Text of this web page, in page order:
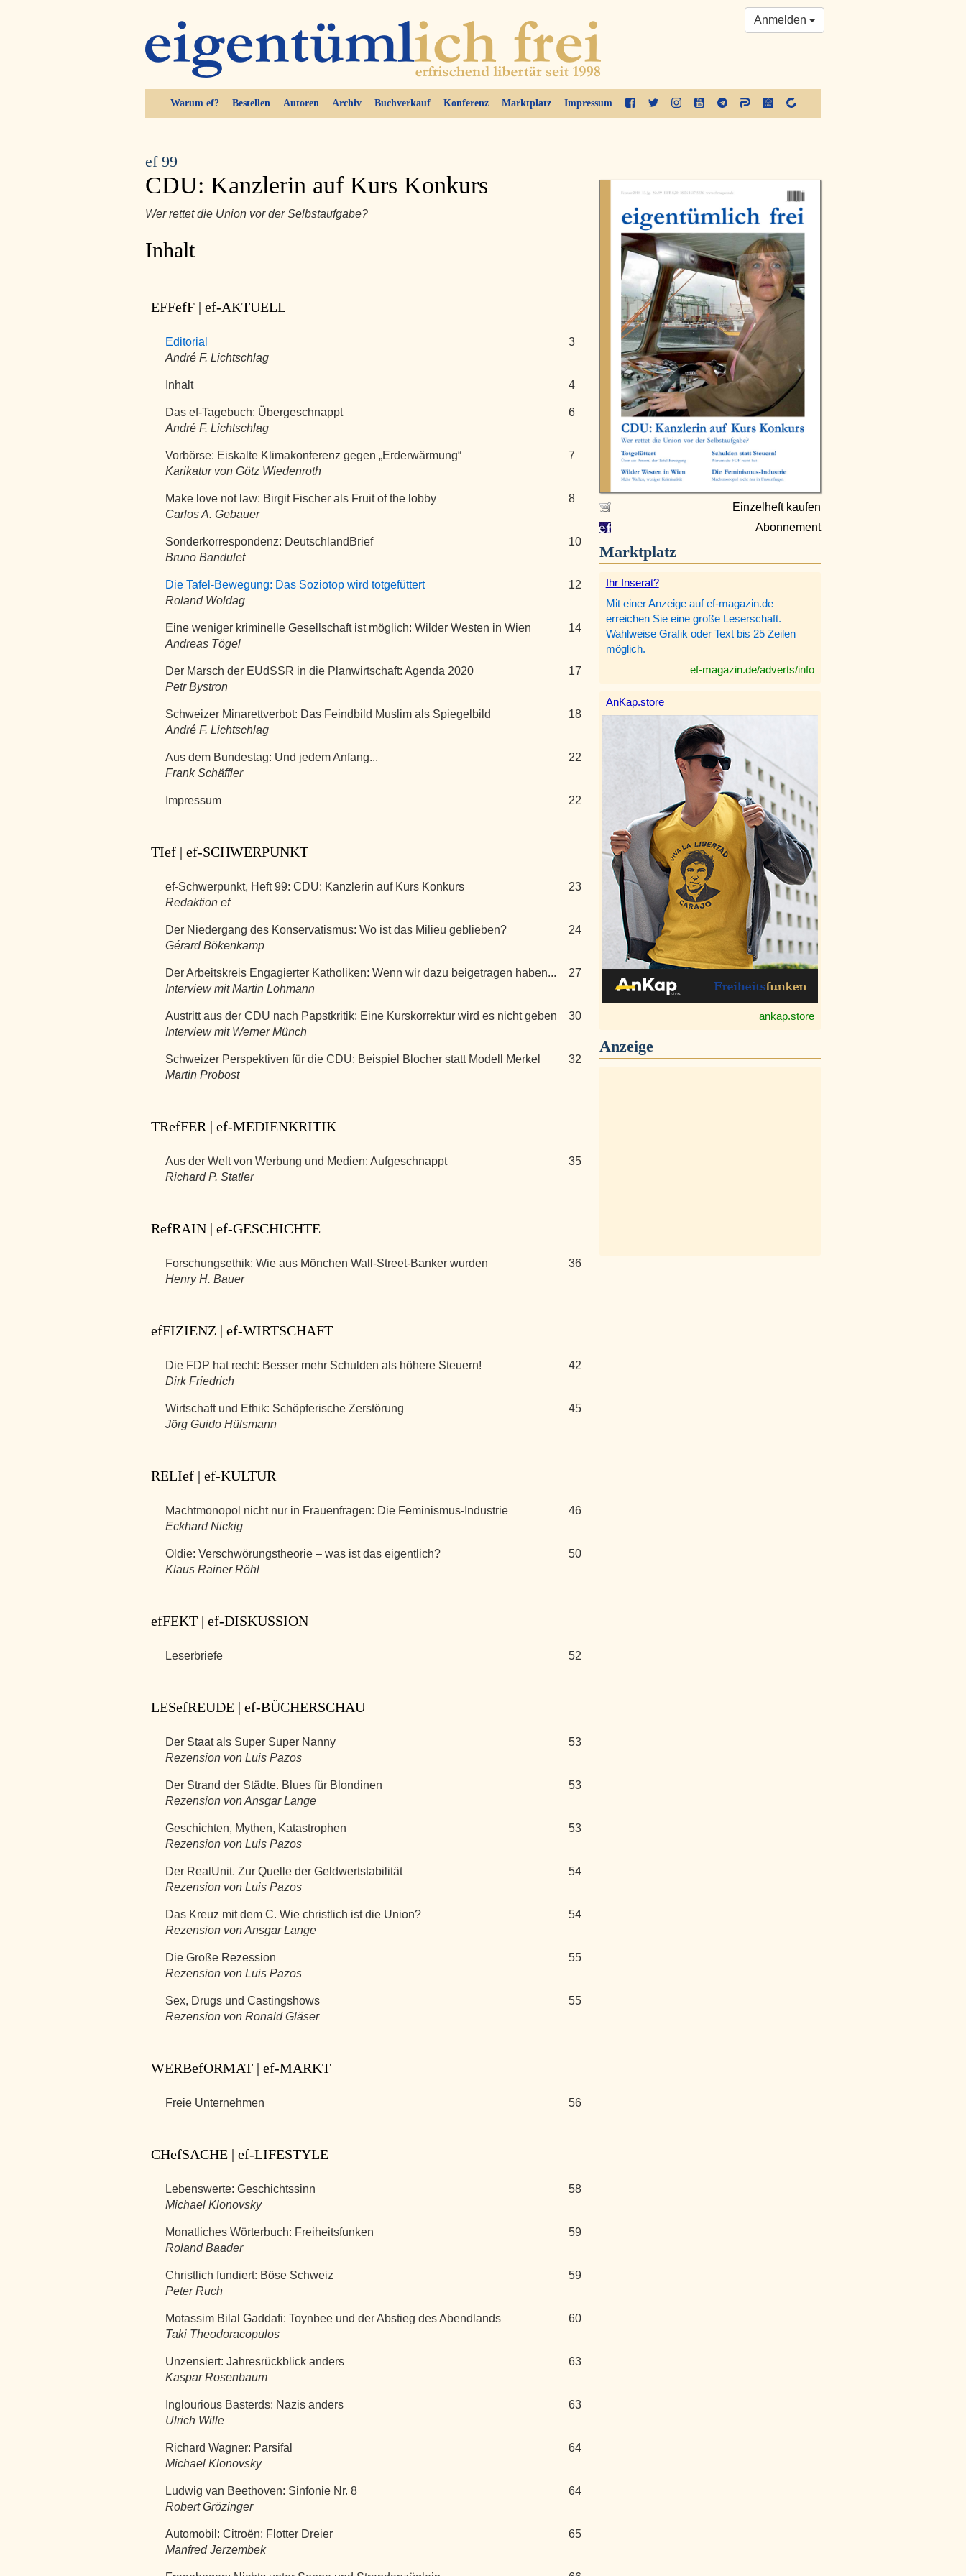
Warum ef? Bestellen Autoren Archiv Buchverkauf Konferenz Marktplatz Impressum
Anmelden
ef 99
CDU: Kanzlerin auf Kurs Konkurs
Wer rettet die Union vor der Selbstaufgabe?
Inhalt
EFFefF | ef-AKTUELL
Editorial
André F. Lichtschlag
3
Inhalt 4
Das ef-Tagebuch: Übergeschnappt
André F. Lichtschlag
6
Vorbörse: Eiskalte Klimakonferenz gegen „Erderwärmung“
Karikatur von Götz Wiedenroth
7
Make love not law: Birgit Fischer als Fruit of the lobby
Carlos A. Gebauer
8
Sonderkorrespondenz: DeutschlandBrief
Bruno Bandulet
10
Die Tafel-Bewegung: Das Soziotop wird totgefüttert
Roland Woldag
12
Eine weniger kriminelle Gesellschaft ist möglich: Wilder Westen in Wien
Andreas Tögel
14
Der Marsch der EUdSSR in die Planwirtschaft: Agenda 2020
Petr Bystron
17
Schweizer Minarettverbot: Das Feindbild Muslim als Spiegelbild
André F. Lichtschlag
18
Aus dem Bundestag: Und jedem Anfang...
Frank Schäffler
22
Impressum 22
TIef | ef-SCHWERPUNKT
ef-Schwerpunkt, Heft 99: CDU: Kanzlerin auf Kurs Konkurs
Redaktion ef
23
Der Niedergang des Konservatismus: Wo ist das Milieu geblieben?
Gérard Bökenkamp
24
Der Arbeitskreis Engagierter Katholiken: Wenn wir dazu beigetragen haben...
Interview mit Martin Lohmann
27
Austritt aus der CDU nach Papstkritik: Eine Kurskorrektur wird es nicht geben
Interview mit Werner Münch
30
Schweizer Perspektiven für die CDU: Beispiel Blocher statt Modell Merkel
Martin Probost
32
TRefFER | ef-MEDIENKRITIK
Aus der Welt von Werbung und Medien: Aufgeschnappt
Richard P. Statler
35
RefRAIN | ef-GESCHICHTE
Forschungsethik: Wie aus Mönchen Wall-Street-Banker wurden
Henry H. Bauer
36
efFIZIENZ | ef-WIRTSCHAFT
Die FDP hat recht: Besser mehr Schulden als höhere Steuern!
Dirk Friedrich
42
Wirtschaft und Ethik: Schöpferische Zerstörung
Jörg Guido Hülsmann
45
RELIef | ef-KULTUR
Machtmonopol nicht nur in Frauenfragen: Die Feminismus-Industrie
Eckhard Nickig
46
Oldie: Verschwörungstheorie – was ist das eigentlich?
Klaus Rainer Röhl
50
efFEKT | ef-DISKUSSION
Leserbriefe 52
LESefREUDE | ef-BÜCHERSCHAU
Der Staat als Super Super Nanny
Rezension von Luis Pazos
53
Der Strand der Städte. Blues für Blondinen
Rezension von Ansgar Lange
53
Geschichten, Mythen, Katastrophen
Rezension von Luis Pazos
53
Der RealUnit. Zur Quelle der Geldwertstabilität
Rezension von Luis Pazos
54
Das Kreuz mit dem C. Wie christlich ist die Union?
Rezension von Ansgar Lange
54
Die Große Rezession
Rezension von Luis Pazos
55
Sex, Drugs und Castingshows
Rezension von Ronald Gläser
55
WERBefORMAT | ef-MARKT
Freie Unternehmen 56
CHefSACHE | ef-LIFESTYLE
Lebenswerte: Geschichtssinn
Michael Klonovsky
58
Monatliches Wörterbuch: Freiheitsfunken
Roland Baader
59
Christlich fundiert: Böse Schweiz
Peter Ruch
59
Motassim Bilal Gaddafi: Toynbee und der Abstieg des Abendlands
Taki Theodoracopulos
60
Unzensiert: Jahresrückblick anders
Kaspar Rosenbaum
63
Inglourious Basterds: Nazis anders
Ulrich Wille
63
Richard Wagner: Parsifal
Michael Klonovsky
64
Ludwig van Beethoven: Sinfonie Nr. 8
Robert Grözinger
64
Automobil: Citroën: Flotter Dreier
Manfred Jerzembek
65
Einzelheft kaufen
Abonnement
Marktplatz
Ihr Inserat?
Mit einer Anzeige auf ef-magazin.de
erreichen Sie eine große Leserschaft.
Wahlweise Grafik oder Text bis 25 Zeilen
möglich.
ef-magazin.de/adverts/info
AnKap.store
ankap.store
Anzeige